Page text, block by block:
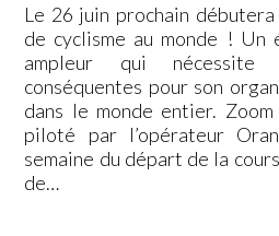
Le 26 juin prochain
de cyclisme au monde ! Un
ampleur qui nécessite
conséquentes pour son
dans le monde entier.
piloté par l’opérateur
semaine du départ de la
de…